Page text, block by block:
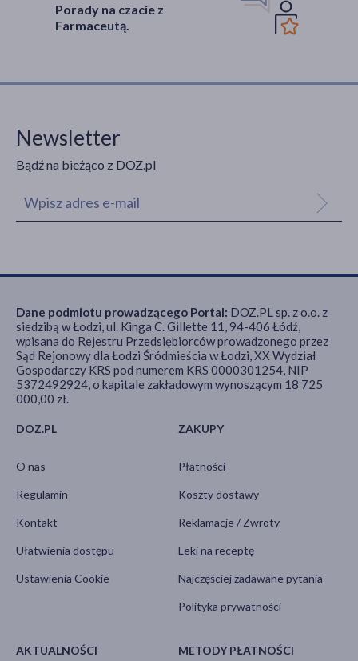
Porady na czacie z
Farmaceutą.
Newsletter
Bądź na bieżąco z DOZ.pl
DOZ.PL
O nas
Regulamin
Kontakt
Ułatwienia dostępu
Ustawienia Cookie
ZAKUPY
Płatności
Koszty dostawy
Reklamacje / Zwroty
Leki na receptę
Najczęściej zadawane pytania
Polityka prywatności
AKTUALNOŚCI METODY PŁATNOŚCI
Dane podmiotu prowadzącego Portal: DOZ.PL sp. z o.o. z
siedzibą w Łodzi, ul. Kinga C. Gillette 11, 94-406 Łódź,
wpisana do Rejestru Przedsiębiorców prowadzonego przez
Sąd Rejonowy dla Łodzi Śródmieścia w Łodzi, XX Wydział
Gospodarczy KRS pod numerem KRS 0000301254, NIP
5372492924, o kapitale zakładowym wynoszącym 18 725
000,00 zł.